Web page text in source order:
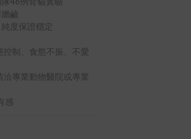
鹼
度保證穩定
制、食慾不振、不愛
專業動物醫院或專業
感